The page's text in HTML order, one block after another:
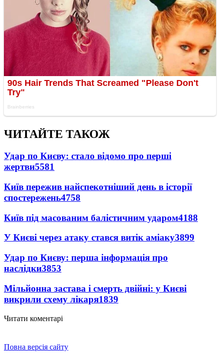
ЧИТАЙТЕ ТАКОЖ
Удар по Києву: стало відомо про перші
жертви5581
Київ пережив найспекотніший день в історії
спостережень4758
Київ під масованим балістичним ударом4188
У Києві через атаку стався витік аміаку3899
Удар по Києву: перша інформація про
наслідки3853
Мільйонна застава і смерть двійні: у Києві
викрили схему лікаря1839
Читати коментарі
Повна версія сайту